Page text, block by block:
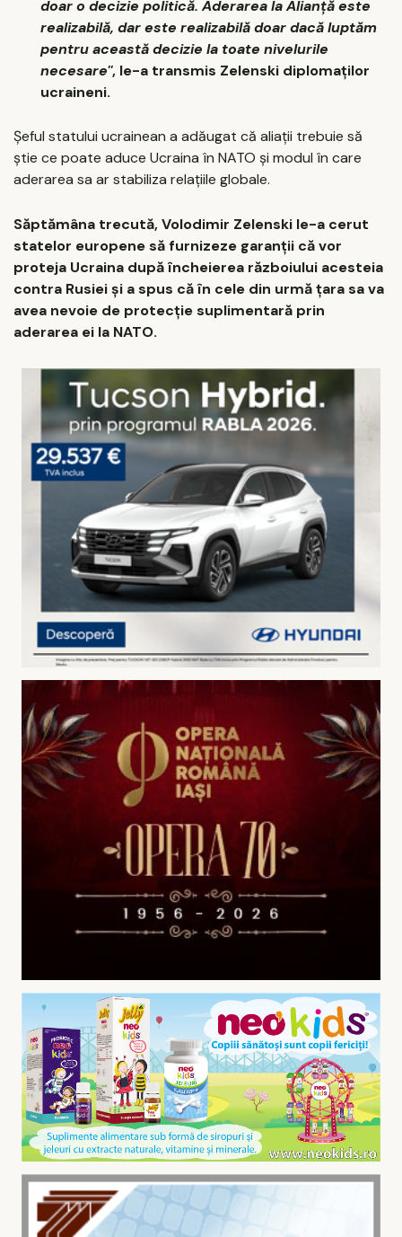
doar o decizie politică. Aderarea la Alianţă este
realizabilă, dar este realizabilă doar dacă luptăm
pentru această decizie la toate nivelurile
necesare'', le-a transmis Zelenski diplomaţilor
ucraineni.
Şeful statului ucrainean a adăugat că aliaţii trebuie să
ştie ce poate aduce Ucraina în NATO şi modul în care
aderarea sa ar stabiliza relaţiile globale.
Săptămâna trecută, Volodimir Zelenski le-a cerut
statelor europene să furnizeze garanţii că vor
proteja Ucraina după încheierea războiului acesteia
contra Rusiei şi a spus că în cele din urmă ţara sa va
avea nevoie de protecţie suplimentară prin
aderarea ei la NATO.